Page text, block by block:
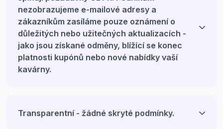
nezobrazujeme e-mailové adresy a
zákazníkům zasíláme pouze oznámení o
důležitých nebo užitečných aktualizacích -
jako jsou získané odměny, blížící se konec
platnosti kupónů nebo nové nabídky vaší
kavárny.
Transparentní - žádné skryté podmínky.